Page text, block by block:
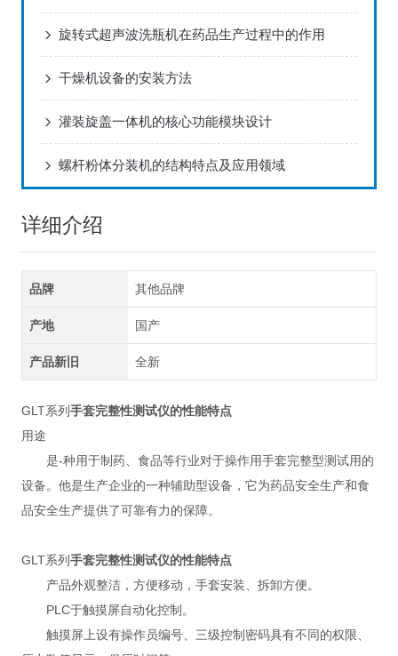
旋转式超声波洗瓶机在药品生产过程中的作用
干燥机设备的安装方法
灌装旋盖一体机的核心功能模块设计
螺杆粉体分装机的结构特点及应用领域
详细介绍
品牌 其他品牌
产地 国产
产品新旧 全新
GLT系列手套完整性测试仪的性能特点
用途
是-种用于制药、食品等行业对于操作用手套完整型测试用的
设备。他是生产企业的一种辅助型设备，它为药品安全生产和食
品安全生产提供了可靠有力的保障。
GLT系列手套完整性测试仪的性能特点
产品外观整洁，方便移动，手套安装、拆卸方便。
PLC于触摸屏自动化控制。
触摸屏上设有操作员编号、三级控制密码具有不同的权限、